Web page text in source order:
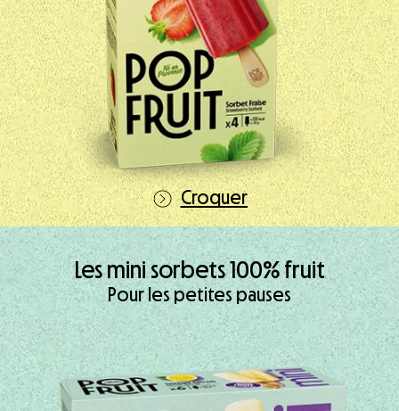
Croquer
Les mini sorbets 100% fruit
Pour les petites pauses